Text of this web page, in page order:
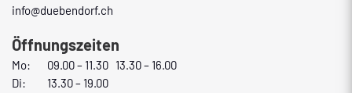
info@duebendorf.ch
Öffnungszeiten
Mo:
09.00 – 11.30 13.30 – 16.00
Di:
13.30 – 19.00